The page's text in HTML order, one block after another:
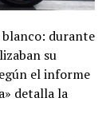
blanco: durante
su
el informe
detalla la